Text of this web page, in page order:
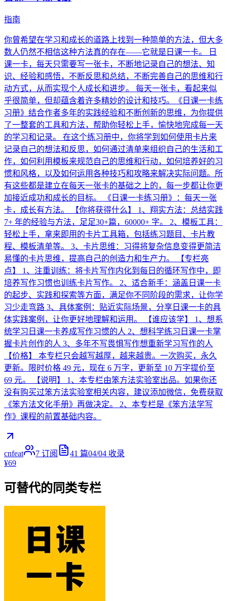
指南
你曾希望在学习和成长的道路上找到一种简单的方法，但大多
数人仍然不相信这种方法真的存在——它就是日课一卡。 日
课一卡，每天只需要写一张卡，不断地记录自己的想法、知
识、经验和感悟，不断反思和总结，不断完善自己的思维和行
动方式，从而实现个人成长和进步。 每天一张卡，看起来似
乎很简单，但却蕴含着许多精妙的设计和技巧。《日课一卡练
习册》结合作者多年的实践经验和不断创新的思维，为你提供
了一整套的工具和方法，帮助你轻松上手，愉快地完成每一天
的学习和记录。 在这个练习册中，你将学到如何使用卡片来
记录自己的想法和反思，如何通过清单来组织自己的生活和工
作，如何利用模板来规范自己的思维和行动，如何培养好的习
惯和风格，以及如何运用各种技巧和攻略来解决实际问题。所
有这些都是建立在每天一张卡的基础之上的，每一步都让你更
加接近成功和成长的目标。 《日课一卡练习册》：每天一张
卡，成长有方法。 【你将获得什么】 1、翔实方法：总结实践
7+ 年的经验与方法，足足30+篇，60000+ 字。 2、模板工具：
轻松上手，拿来即用的卡片工具箱，包括练习题目、卡片教
程、模板清单等。 3、卡片思维：习得将复杂信息变得更简洁
易懂的卡片思维，提高自己的创造力和生产力。 【专栏亮
点】 1、注重训练：将卡片写作内化到每日的循环写作中，即
培养写作习惯也训练卡片写作。 2、适合新手：涵盖日课一卡
的起步、实践和探索等方面，满足你不同阶段的需求，让你学
习少走弯路 3、具体案例：贴近实际场景，分享日课一卡的具
体实践案例，让你更好地理解和运用。 【谁应该学】 1、想系
统学习日课一卡养成写作习惯的人 2、想科学练习日课一卡掌
握卡片创作的人 3、多年不写畏惧写作想重新学习写作的人
【价格】 本专栏只会越写越厚，越来越贵。一次购买，永久
更新。限时价格 49 元，现在 6 万字，更新至 10 万字提价至
69 元。 【说明】 1、本专栏由笨方法实验室出品。如果你还
没有购买过笨方法实验室相关内容，建议添加微信，免费获取
《笨方法文化手册》再做决定。 2、本专栏是《笨方法学写
作》课程的前置基础内容。
cnfeat 7 订阅 41 篇04/04 收录
¥69
可替代的同类专栏